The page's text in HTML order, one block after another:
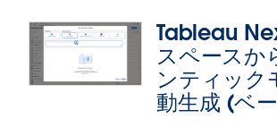
ト、利用量に関するインサイトをま
ダッシュボードを活用して、受け身的
的に分析の導入を進めましょう。十分
ないアセットや非効率的な箇所をすぐ
て、管理を強化するためのコスト削減
Tableau
スペースか
ンティック
動生成 (ベ